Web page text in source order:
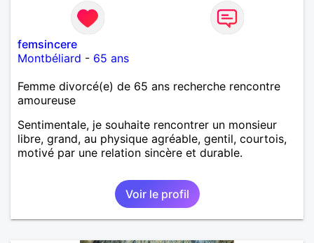
femsincere
Montbéliard - 65 ans
Femme divorcé(e) de 65 ans recherche rencontre
amoureuse
Sentimentale, je souhaite rencontrer un monsieur
libre, grand, au physique agréable, gentil, courtois,
motivé par une relation sincère et durable.
Voir le profil